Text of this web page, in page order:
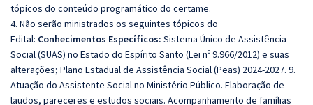
tópicos do conteúdo programático do certame.
4. Não serão ministrados os seguintes tópicos do
Edital: Conhecimentos Específicos: Sistema Único de Assistência
Social (SUAS) no Estado do Espírito Santo (Lei nº 9.966/2012) e suas
alterações; Plano Estadual de Assistência Social (Peas) 2024-2027. 9.
Atuação do Assistente Social no Ministério Público. Elaboração de
laudos, pareceres e estudos sociais. Acompanhamento de famílias